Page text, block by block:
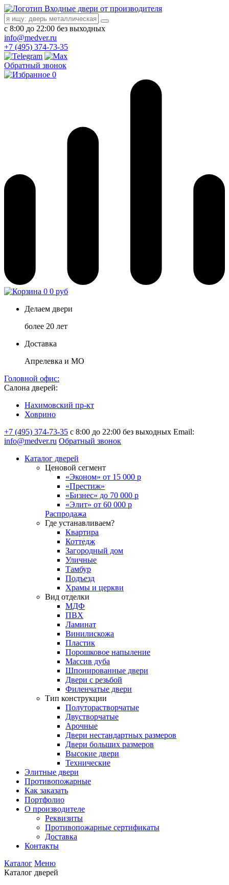
Входные двери от производителя
с 8:00 до 22:00 без выходных
info@medver.ru
+7 (495) 374-73-35
Обратный звонок
0
0 0 руб
Делаем двери
более 20 лет
Доставка
Апрелевка и МО
Головной офис:
Салона дверей:
Нахимовский пр-кт
Ховрино
+7 (495) 374-73-35 с 8:00 до 22:00 без выходных Email:
info@medver.ru Обратный звонок
Каталог дверей
Ценовой сегмент
«Эконом» от 15 000 р
«Престиж»
«Бизнес» до 70 000 р
«Элит» от 60 000 р
Распродажа
Где устанавливаем?
Квартира
Коттедж
Загородный дом
Уличные
Тамбур
Подъезд
Храмы и церкви
Вид отделки
МДФ
ПВХ
Ламинат
Винилискожа
Пластик
Порошковое напыление
Массив дуба
Шпонированные двери
Двери с резьбой
Филенчатые двери
Тип конструкции
Полуторастворчатые
Двустворчатые
Арочные
Двери нестандартных размеров
Двери больших размеров
Высокие двери
Технические
Элитные двери
Противопожарные
Как заказать
Портфолио
О производителе
Реквизиты
Противопожарные сертификаты
Доставка
Контакты
Каталог Меню
Каталог дверей